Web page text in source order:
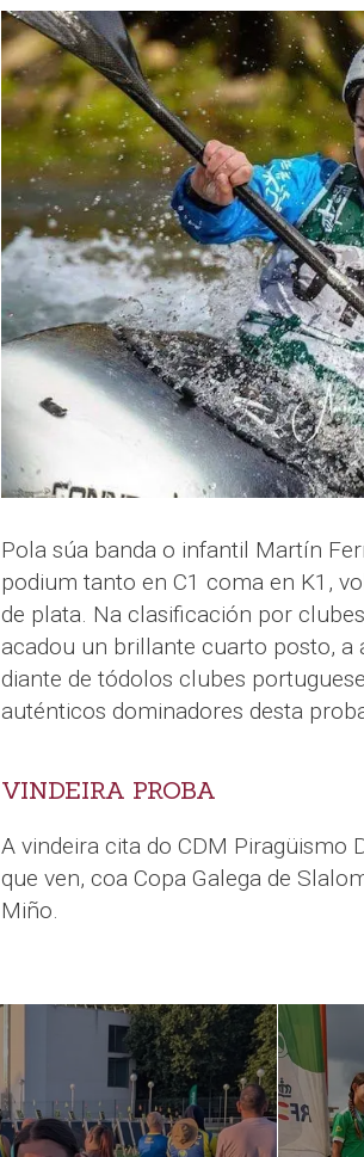
Pola súa banda o infantil Martín
podium tanto en C1 coma en K1,
de plata. Na clasificación por
acadou un brillante cuarto posto,
diante de tódolos clubes
auténticos dominadores desta
VINDEIRA PROBA
A vindeira cita do CDM Piragüismo
que ven, coa Copa Galega de
Miño.